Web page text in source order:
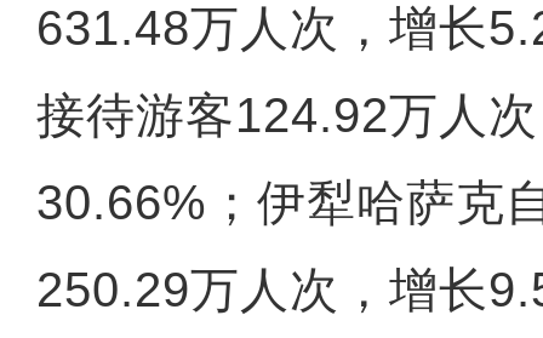
631.48万人次，增长
接待游客124.92万人
30.66%；伊犁哈萨克
250.29万人次，增长